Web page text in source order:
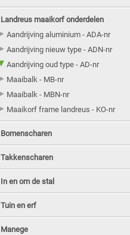
Landreus maaikorf onderdelen
Aandrijving aluminium - ADA-nr
Aandrijving nieuw type - ADN-nr
Aandrijving oud type - AD-nr
Maaibalk - MB-nr
Maaibalk - MBN-nr
Maaikorf frame landreus - KO-nr
Bomenscharen
Takkenscharen
In en om de stal
Tuin en erf
Manege